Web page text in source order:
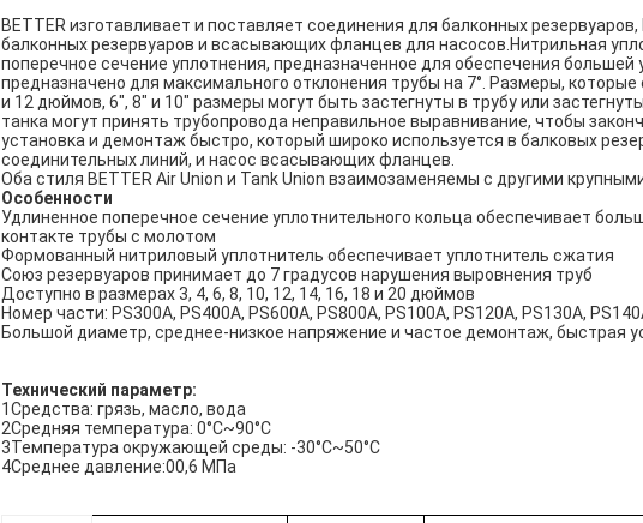
BETTER изготавливает и поставляет соединения для балконных
балконных резервуаров и всасывающих фланцев для насосов.Нитрильная
поперечное сечение уплотнения, предназначенное для обеспечения
предназначено для максимального отклонения трубы на 7°. Размеры,
и 12 дюймов, 6", 8" и 10" размеры могут быть застегнуты в трубу или
танка могут принять трубопровода неправильное выравнивание, чтобы
установка и демонтаж быстро, который широко используется в балковых
соединительных линий, и насос всасывающих фланцев.
Оба стиля BETTER Air Union и Tank Union взаимозаменяемы с другими
Особенности
Удлиненное поперечное сечение уплотнительного кольца обеспечивает
контакте трубы с молотом
Формованный нитриловый уплотнитель обеспечивает уплотнитель сжатия
Союз резервуаров принимает до 7 градусов нарушения выровнения труб
Доступно в размерах 3, 4, 6, 8, 10, 12, 14, 16, 18 и 20 дюймов
Номер части: PS300A, PS400A, PS600A, PS800A, PS100A, PS120A, PS130A,
Большой диаметр, среднее-низкое напряжение и частое демонтаж, быстрая
Технический параметр:
1Средства: грязь, масло, вода
2Средняя температура: 0°C~90°C
3Температура окружающей среды: -30°C~50°C
4Среднее давление:00,6 МПа